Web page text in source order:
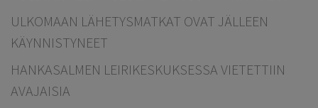
ULKOMAAN LÄHETYSMATKAT OVAT JÄLLEEN
KÄYNNISTYNEET
HANKASALMEN LEIRIKESKUKSESSA VIETETTIIN
AVAJAISIA